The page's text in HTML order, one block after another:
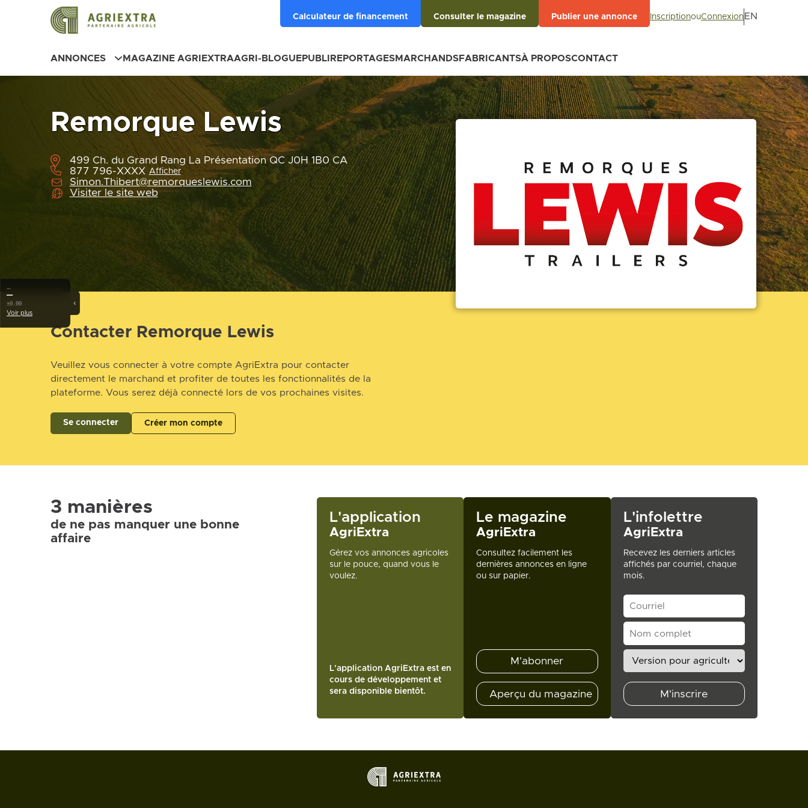
Calculateur de financement Consulter le magazine Publier une annonce InscriptionouConnexion EN
ANNONCES MAGAZINE AGRIEXTRAAGRI-BLOGUEPUBLIREPORTAGESMARCHANDSFABRICANTSÀ PROPOSCONTACT
Remorque Lewis
499 Ch. du Grand Rang La Présentation QC J0H 1B0 CA
877 796-XXXX Afficher
Simon.Thibert@remorqueslewis.com
Visiter le site web
Contacter Remorque Lewis
Veuillez vous connecter à votre compte AgriExtra pour contacter
directement le marchand et profiter de toutes les fonctionnalités de la
plateforme. Vous serez déjà connecté lors de vos prochaines visites.
Se connecter Créer mon compte
3 manières
de ne pas manquer une bonne
affaire
L'application
AgriExtra
Gérez vos annonces agricoles
sur le pouce, quand vous le
voulez.
L'application AgriExtra est en
cours de développement et
sera disponible bientôt.
Le magazine
AgriExtra
Consultez facilement les
dernières annonces en ligne
ou sur papier.
M'abonner
Aperçu du magazine
L'infolettre
AgriExtra
Recevez les derniers articles
affichés par courriel, chaque
mois.
M'inscrire
‹
…
—
±0.00
Voir plus